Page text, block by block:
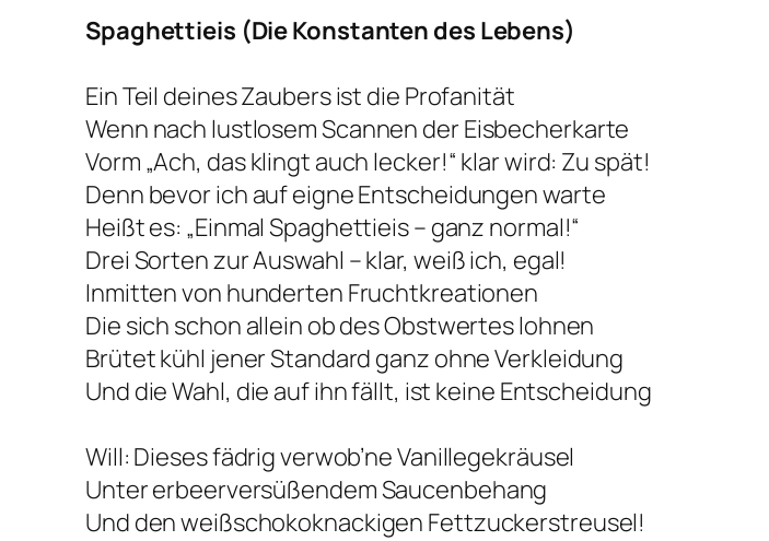
Spaghettieis (Die Konstanten des Lebens)
Ein Teil deines Zaubers ist die Profanität
Wenn nach lustlosem Scannen der Eisbecherkarte
Vorm „Ach, das klingt auch lecker!“ klar wird: Zu spät!
Denn bevor ich auf eigne Entscheidungen warte
Heißt es: „Einmal Spaghettieis – ganz normal!“
Drei Sorten zur Auswahl – klar, weiß ich, egal!
Inmitten von hunderten Fruchtkreationen
Die sich schon allein ob des Obstwertes lohnen
Brütet kühl jener Standard ganz ohne Verkleidung
Und die Wahl, die auf ihn fällt, ist keine Entscheidung
Will: Dieses fädrig verwob’ne Vanillegekräusel
Unter erbeerversüßendem Saucenbehang
Und den weißschokoknackigen Fettzuckerstreusel!